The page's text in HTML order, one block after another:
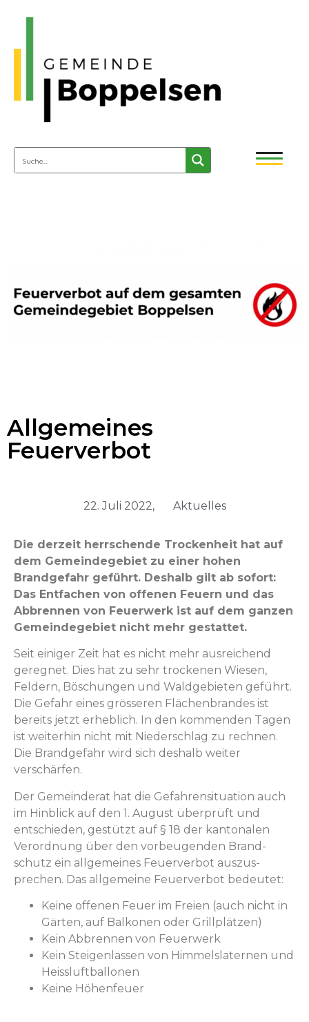
Allgemeines
Feuerverbot
22. Juli 2022, Aktuelles
Die derzeit herrschende Trock­en­heit hat auf
dem Gemein­dege­bi­et zu ein­er hohen
Brandge­fahr geführt. Deshalb gilt ab sofort:
Das Ent­fachen von offe­nen Feuern und das
Abbren­nen von Feuer­w­erk ist auf dem ganzen
Gemein­dege­bi­et nicht mehr gestattet.
Seit einiger Zeit hat es nicht mehr aus­re­ichend
gereg­net. Dies hat zu sehr trock­e­nen Wiesen,
Feldern, Böschun­gen und Waldge­bi­eten geführt.
Die Gefahr eines grösseren Flächen­bran­des ist
bere­its jet­zt erhe­blich. In den kom­menden Tagen
ist weit­er­hin nicht mit Nieder­schlag zu rech­nen.
Die Brandge­fahr wird sich deshalb weit­er
verschärfen.
Der Gemein­der­at hat die Gefahren­si­t­u­a­tion auch
im Hin­blick auf den 1. August über­prüft und
entsch­ieden, gestützt auf § 18 der kan­tonalen
Verord­nung über den vor­beu­gen­den Brand­
schutz ein all­ge­meines Feuerver­bot auszus­
prechen. Das all­ge­meine Feuerver­bot bedeutet:
Keine offe­nen Feuer im Freien (auch nicht in
Gärten, auf Balko­nen oder Grillplätzen)
Kein Abbren­nen von Feuerwerk
Kein Steigen­lassen von Him­mel­s­later­nen und
Heissluftballonen
Keine Höhen­feuer